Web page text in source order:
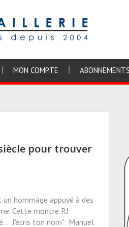
MON COMPTE
pour trouver
hommage appuyé à des
Cette montre RJ
J'écris ton nom": Manuel